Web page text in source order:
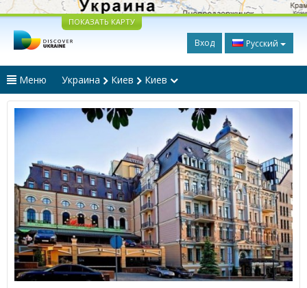
ПОКАЗАТЬ КАРТУ
Вход Русский
Меню Украина Киев Киев